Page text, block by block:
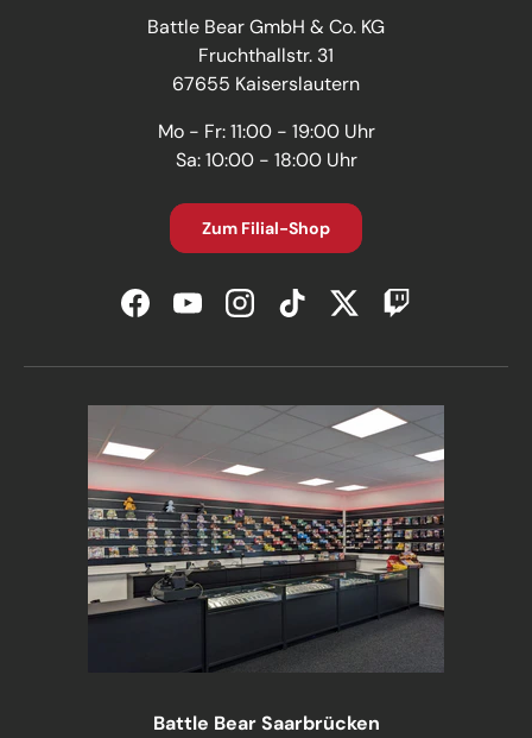
Battle Bear GmbH & Co. KG
Fruchthallstr. 31
67655 Kaiserslautern
Mo - Fr: 11:00 - 19:00 Uhr
Sa: 10:00 - 18:00 Uhr
Zum Filial-Shop
FacebookYouTubeInstagramTikTokTwitterTwitch
Battle Bear Saarbrücken